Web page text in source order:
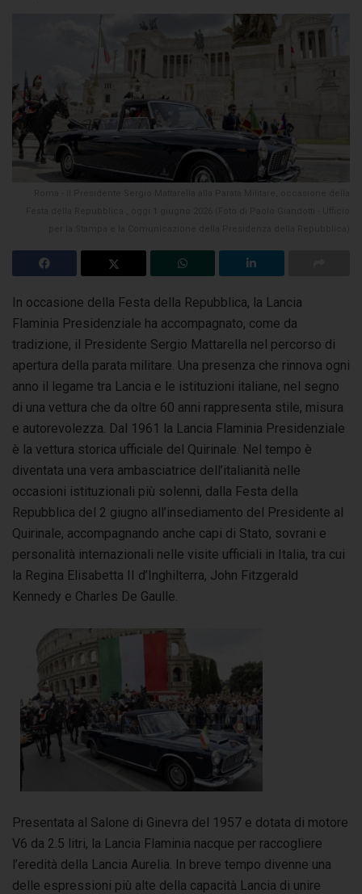
In occasione della Festa della Repubblica, la Lancia
Flaminia Presidenziale ha accompagnato, come da
tradizione, il Presidente Sergio Mattarella nel percorso di
apertura della parata militare. Una presenza che rinnova ogni
anno il legame tra Lancia e le istituzioni italiane, nel segno
di una vettura che da oltre 60 anni rappresenta stile, misura
e autorevolezza. Dal 1961 la Lancia Flaminia Presidenziale
è la vettura storica ufficiale del Quirinale. Nel tempo è
diventata una vera ambasciatrice dell’italianità nelle
occasioni istituzionali più solenni, dalla Festa della
Repubblica del 2 giugno all’insediamento del Presidente al
Quirinale, accompagnando anche capi di Stato, sovrani e
personalità internazionali nelle visite ufficiali in Italia, tra cui
la Regina Elisabetta II d’Inghilterra, John Fitzgerald
Kennedy e Charles De Gaulle.
Presentata al Salone di Ginevra del 1957 e dotata di motore
V6 da 2.5 litri, la Lancia Flaminia nacque per raccogliere
l’eredità della Lancia Aurelia. In breve tempo divenne una
delle espressioni più alte della capacità Lancia di unire